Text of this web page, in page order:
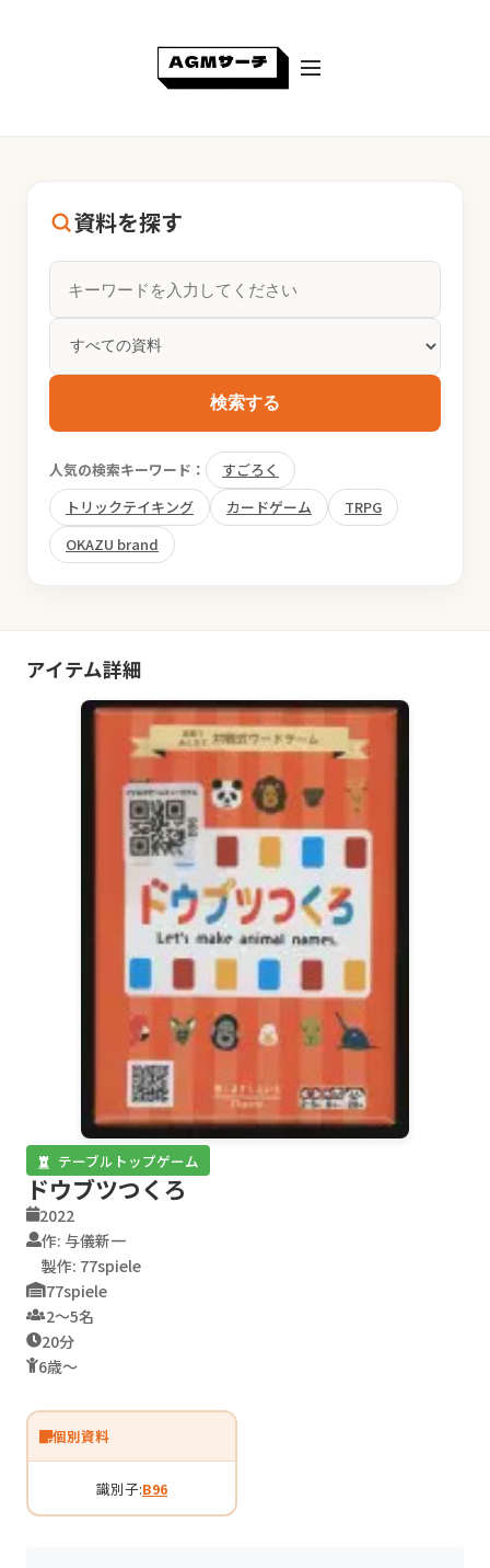
資料を探す
検索する
人気の検索キーワード：
すごろく
トリックテイキング
カードゲーム
TRPG
OKAZU brand
アイテム詳細
テーブルトップゲーム
ドウブツつくろ
2022
作: 与儀新一
製作: 77spiele
77spiele
2〜5名
20分
6歳〜
個別資料
識別子:B96